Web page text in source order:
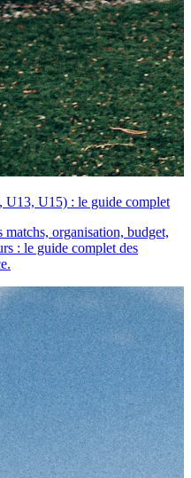
U13, U15) : le guide complet
matchs, organisation, budget,
: le guide complet des